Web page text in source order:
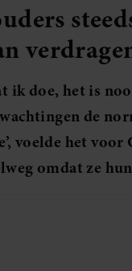
doe, het is
de
voelde het
omdat ze